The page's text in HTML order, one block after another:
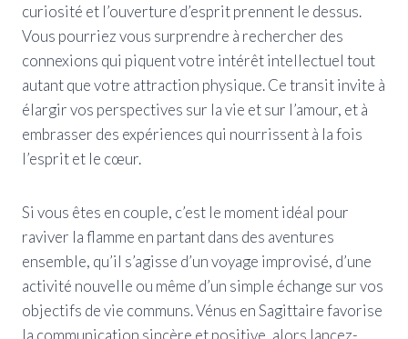
curiosité et l’ouverture d’esprit prennent le dessus.
Vous pourriez vous surprendre à rechercher des
connexions qui piquent votre intérêt intellectuel tout
autant que votre attraction physique. Ce transit invite à
élargir vos perspectives sur la vie et sur l’amour, et à
embrasser des expériences qui nourrissent à la fois
l’esprit et le cœur.
Si vous êtes en couple, c’est le moment idéal pour
raviver la flamme en partant dans des aventures
ensemble, qu’il s’agisse d’un voyage improvisé, d’une
activité nouvelle ou même d’un simple échange sur vos
objectifs de vie communs. Vénus en Sagittaire favorise
la communication sincère et positive, alors lancez-